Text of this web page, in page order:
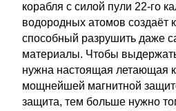
корабля с силой пули 22-го
водородных атомов создаёт
способный разрушить даже
материалы. Чтобы
нужна настоящая летающая
мощнейшей магнитной
защита, тем больше нужно